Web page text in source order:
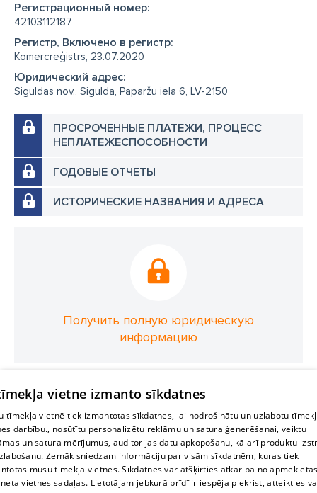
Регистрационный номер:
42103112187
Регистр, Включено в регистр:
Komercreģistrs, 23.07.2020
Юридический адрес:
Siguldas nov., Sigulda, Paparžu iela 6, LV-2150
ПРОСРОЧЕННЫЕ ПЛАТЕЖИ, ПРОЦЕСС
НЕПЛАТЕЖЕСПОСОБНОСТИ
ГОДОВЫЕ ОТЧЕТЫ
ИСТОРИЧЕСКИЕ НАЗВАНИЯ И АДРЕСА
Получить полную юридическую
информацию
vietne izmanto sīkdatnes
tīmekļa vietnē tiek izmantotas sīkdatnes, lai nodrošinātu un uzlabotu
darbību., nosūtītu personalizētu reklāmu un satura ģenerēšanai, veiktu
un satura mērījumus, auditorijas datu apkopošanu, kā arī produktu
Zemāk sniedzam informāciju par visām sīkdatnēm, kuras tiek
mūsu tīmekļa vietnēs. Sīkdatnes var atšķirties atkarībā no
vietnes sadaļas. Lietotājam jebkurā brīdī ir iespēja piekrist, atteikties